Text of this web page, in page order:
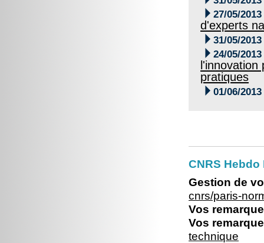
 27/05/2013
d'experts
 31/05/2013
 24/05/2013
pratiques
 01/06/2013
CNRS
Gestion de
cnrs/paris-
Vos
Vos
technique